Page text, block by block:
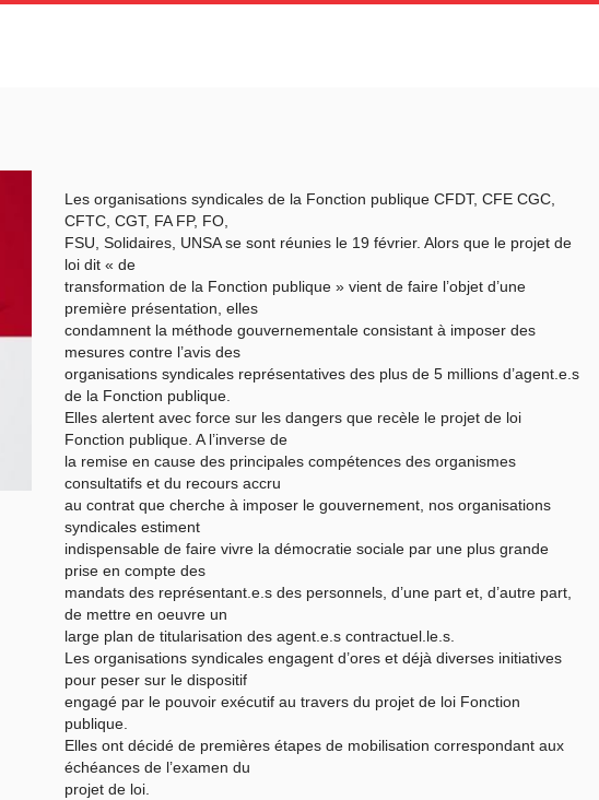
Les organisations syndicales de la Fonction publique CFDT, CFE CGC,
CFTC, CGT, FA FP, FO,
FSU, Solidaires, UNSA se sont réunies le 19 février. Alors que le projet de
loi dit « de
transformation de la Fonction publique » vient de faire l’objet d’une
première présentation, elles
condamnent la méthode gouvernementale consistant à imposer des
mesures contre l’avis des
organisations syndicales représentatives des plus de 5 millions d’agent.e.s
de la Fonction publique.
Elles alertent avec force sur les dangers que recèle le projet de loi
Fonction publique. A l’inverse de
la remise en cause des principales compétences des organismes
consultatifs et du recours accru
au contrat que cherche à imposer le gouvernement, nos organisations
syndicales estiment
indispensable de faire vivre la démocratie sociale par une plus grande
prise en compte des
mandats des représentant.e.s des personnels, d’une part et, d’autre part,
de mettre en oeuvre un
large plan de titularisation des agent.e.s contractuel.le.s.
Les organisations syndicales engagent d’ores et déjà diverses initiatives
pour peser sur le dispositif
engagé par le pouvoir exécutif au travers du projet de loi Fonction
publique.
Elles ont décidé de premières étapes de mobilisation correspondant aux
échéances de l’examen du
projet de loi.